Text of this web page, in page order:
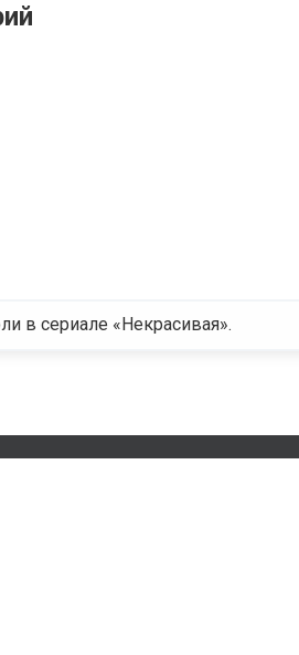
в сериале «Некрасивая».